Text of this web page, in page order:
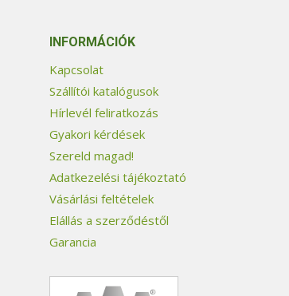
INFORMÁCIÓK
Kapcsolat
Szállítói katalógusok
Hírlevél feliratkozás
Gyakori kérdések
Szereld magad!
Adatkezelési tájékoztató
Vásárlási feltételek
Elállás a szerződéstől
Garancia